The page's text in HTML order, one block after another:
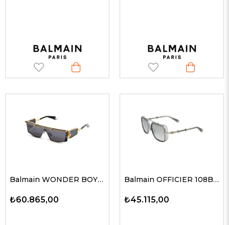
Balmain WONDER BOY III A 127A GLD-BLK 145-145 Unisex Güneş Gözlükleri
₺60.865,00
Balmain OFFICIER 108B PLD-GRY 58-18 Güneş Gözlüğü
₺45.115,00